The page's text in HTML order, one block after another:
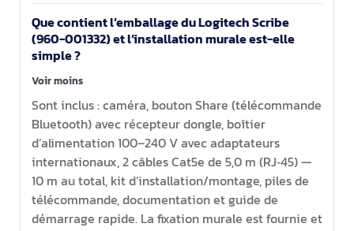
Que contient l’emballage du Logitech Scribe
(960-001332) et l’installation murale est-elle
simple ?
Voir moins
Sont inclus : caméra, bouton Share (télécommande
Bluetooth) avec récepteur dongle, boîtier
d’alimentation 100–240 V avec adaptateurs
internationaux, 2 câbles Cat5e de 5,0 m (RJ‑45) —
10 m au total, kit d’installation/montage, piles de
télécommande, documentation et guide de
démarrage rapide. La fixation murale est fournie et